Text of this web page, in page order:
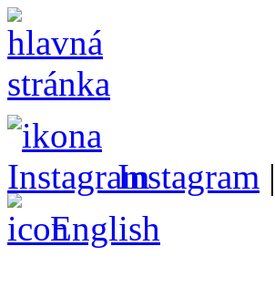
Instagram |
English